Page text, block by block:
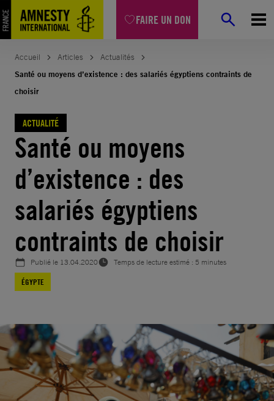
FAIRE UN DON
Aller
au
contenu
Accueil Articles
Actualités
Santé ou moyens d’existence : des salariés égyptiens contraints de
choisir
ACTUALITÉ
Santé ou moyens
d’existence : des
salariés égyptiens
contraints de choisir
Publié le 13.04.2020
Temps de lecture estimé : 5 minutes
ÉGYPTE